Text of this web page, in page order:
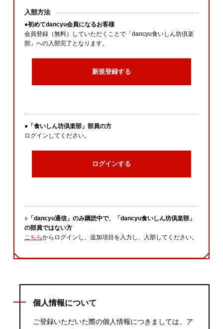
入部方法
●初めてdancyu会員になるお客様
会員登録（無料）していただくことで「dancyu食いしん坊倶楽
部」への入部完了となります。
新規登録する
●「食いしん坊倶楽部」部員の方
ログインしてください。
ログインする
○「dancyu通信」のみ購読中で、「dancyu食いしん坊倶楽部」
の部員ではない方
こちらからログインし、追加項目を入力し、入部してください。
個人情報について
ご登録いただいた際の個人情報につきましては、ア